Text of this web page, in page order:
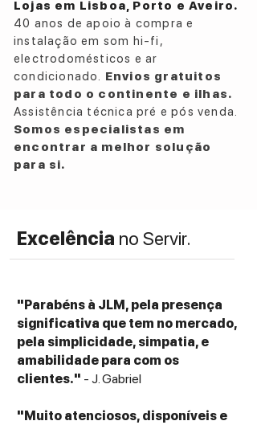
Lojas em Lisboa, Porto e Aveiro.
40 anos de apoio à compra e
instalação em som hi-fi,
electrodomésticos e ar
condicionado. Envios gratuitos
para todo o continente e ilhas.
Assistência técnica pré e pós venda.
Somos especialistas em
encontrar a melhor solução
para si.
Excelência no Servir.
"Parabéns à JLM, pela presença
significativa que tem no mercado,
pela simplicidade, simpatia, e
amabilidade para com os
clientes." - J. Gabriel
"Muito atenciosos, disponíveis e